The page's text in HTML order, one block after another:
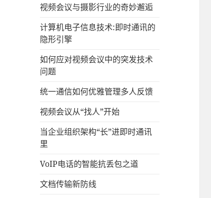
视频会议与摄影行业的奇妙邂逅
计算机电子信息技术:即时通讯的
隐形引擎
如何应对视频会议中的突发技术
问题
统一通信如何优雅管理多人反馈
视频会议从“找人”开始
当企业组织架构“长”进即时通讯
里
VoIP电话的智能抗丢包之道
文档传输新防线